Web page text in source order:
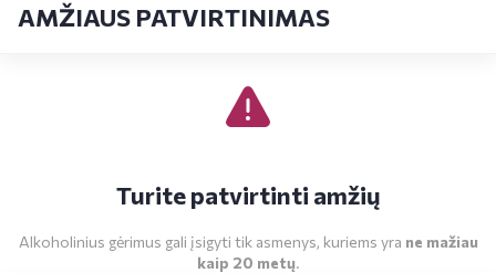
AMŽIAUS PATVIRTINIMAS
Turite patvirtinti amžių
Alkoholinius gėrimus gali įsigyti tik asmenys, kuriems yra ne mažiau
kaip 20 metų.